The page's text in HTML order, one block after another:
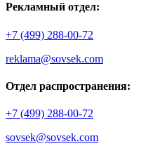
Рекламный отдел:
+7 (499) 288-00-72
reklama@sovsek.com
Отдел распространения:
+7 (499) 288-00-72
sovsek@sovsek.com